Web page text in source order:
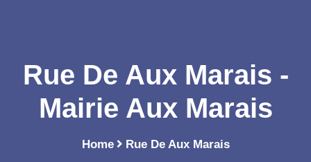
Rue De Aux Marais -
Mairie Aux Marais
Home Rue De Aux Marais